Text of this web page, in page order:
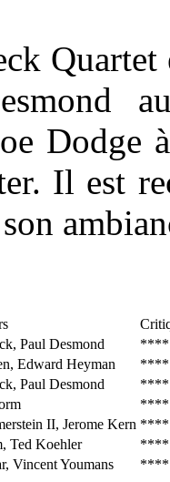
Dodge
Il est
Paul Desmond
****
Edward Heyman
****
Paul Desmond
****
****
II, Jerome Kern ****
Ted Koehler
****
Vincent Youmans ****